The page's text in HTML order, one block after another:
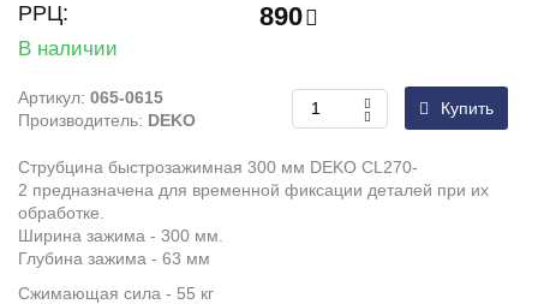
РРЦ: 890
В наличии
Артикул: 065-0615
Производитель: DEKO
Купить
Струбцина быстрозажимная 300 мм DEKO CL270-
2 предназначена для временной фиксации деталей при их
обработке.
Ширина зажима - 300 мм.
Глубина зажима - 63 мм
Сжимающая сила - 55 кг